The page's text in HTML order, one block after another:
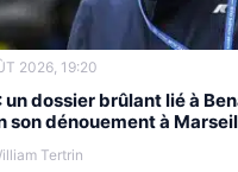
2026, 19:20
un dossier brûlant lié à
son dénouement à
Tertrin